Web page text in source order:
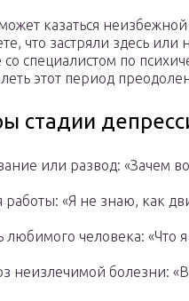
казаться
что застряли здесь
со специалистом по
этот период
стадии
или развод: «Зачем
работы: «Я не знаю, как
любимого человека: «Что я
неизлечимой болезни: